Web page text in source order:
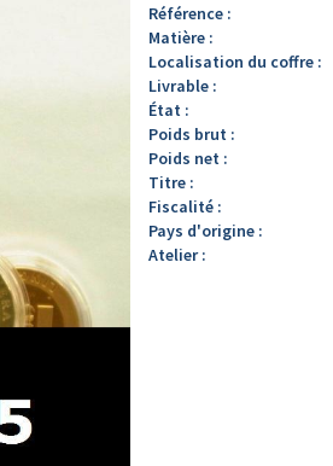
Référence :
Matière :
Localisation du coffre :
Livrable :
État :
Poids brut :
Poids net :
Titre :
Fiscalité :
Pays d'origine :
Atelier :